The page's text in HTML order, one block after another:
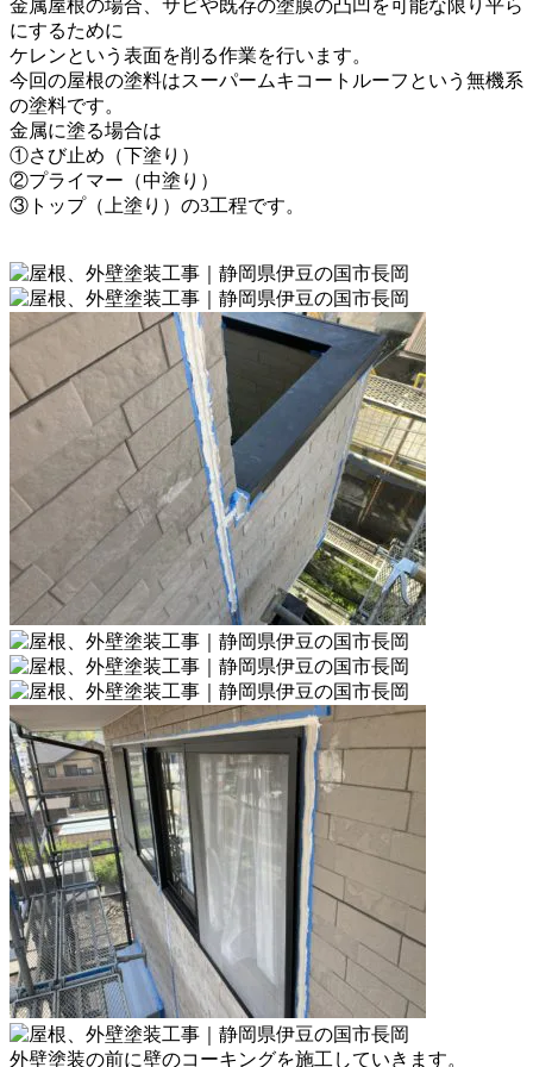
金属屋根の場合、サビや既存の塗膜の凸凹を可能な限り平ら
にするために
ケレンという表面を削る作業を行います。
今回の屋根の塗料はスーパームキコートルーフという無機系
の塗料です。
金属に塗る場合は
①さび止め（下塗り）
②プライマー（中塗り）
③トップ（上塗り）の3工程です。
外壁塗装の前に壁のコーキングを施工していきます。